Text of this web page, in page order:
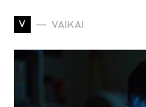
V VAIKAI